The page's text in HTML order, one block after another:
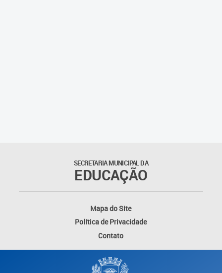
SECRETARIA MUNICIPAL DA
EDUCAÇÃO
Mapa do Site
Política de Privacidade
Contato